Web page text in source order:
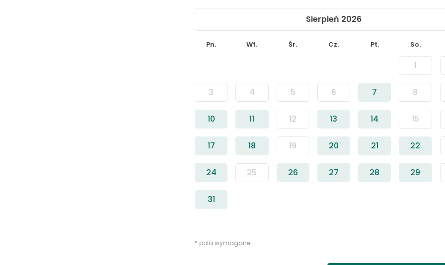
Sierpień 2026
›
Pn. Wt. Śr. Cz. Pt. So.
1
3 4 5 6 7 8
10 11 12 13 14 15
17 18 19 20 21 22
24 25 26 27 28 29
31
* pola wymagane